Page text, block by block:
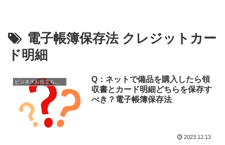
電子帳簿保存法 クレジットカー
ド明細
ビジネスお役立ちノウハウ
Q：ネットで備品を購入したら領
収書とカード明細どちらを保存す
べき？電子帳簿保存法
2023.12.13